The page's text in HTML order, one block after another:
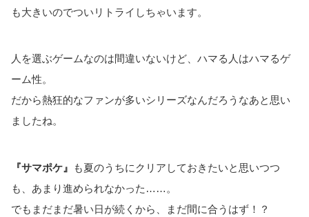
も大きいのでついリトライしちゃいます。
人を選ぶゲームなのは間違いないけど、ハマる人はハマるゲ
ーム性。
だから熱狂的なファンが多いシリーズなんだろうなあと思い
ましたね。
『サマポケ』
も夏のうちにクリアしておきたいと思いつつ
も、あまり進められなかった……。
でもまだまだ暑い日が続くから、まだ間に合うはず！？